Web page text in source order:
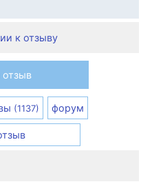
к отзыву
(1137) форум